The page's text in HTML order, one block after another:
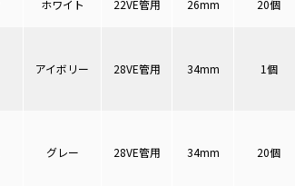
ホワイト 22VE管用 26mm
アイボリー 28VE管用 34mm
グレー 28VE管用 34mm
20個
1個
20個